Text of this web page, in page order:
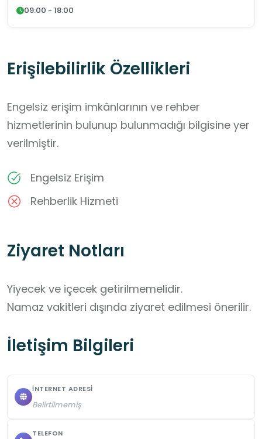
09:00 - 18:00
Erişilebilirlik Özellikleri
Engelsiz erişim imkânlarının ve rehber
hizmetlerinin bulunup bulunmadığı bilgisine yer
verilmiştir.
Engelsiz Erişim
Rehberlik Hizmeti
Ziyaret Notları
Yiyecek ve içecek getirilmemelidir.
Namaz vakitleri dışında ziyaret edilmesi önerilir.
İletişim Bilgileri
İNTERNET ADRESI
Belirtilmemiş
TELEFON